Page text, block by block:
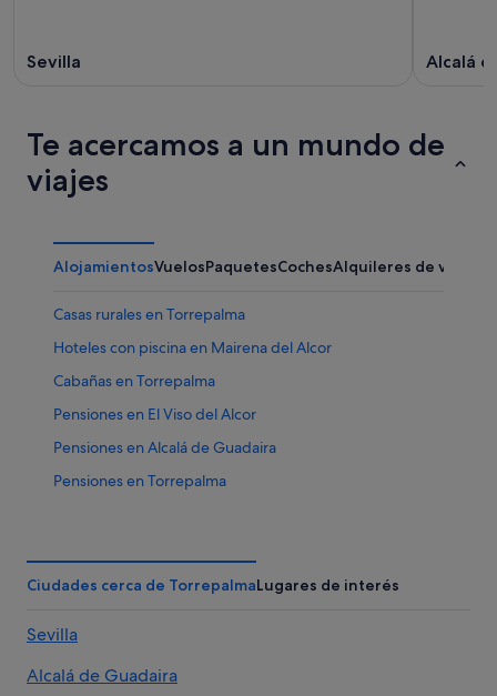
Sevilla Alcalá
Te acercamos a un mundo de
viajes
AlojamientosVuelosPaquetesCochesAlquileres de
Casas rurales en Torrepalma
Hoteles con piscina en Mairena del Alcor
Cabañas en Torrepalma
Pensiones en El Viso del Alcor
Pensiones en Alcalá de Guadaira
Pensiones en Torrepalma
Torrepalma hoteles
B&B en Mairena del Alcor
Casas privadas de vacaciones en Torrepalma
Ciudades cerca de TorrepalmaLugares de interés
Sevilla
Alcalá de Guadaira